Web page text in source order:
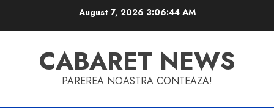
August 7, 2026 3:06:45 AM
CABARET NEWS
PAREREA NOASTRA CONTEAZA!